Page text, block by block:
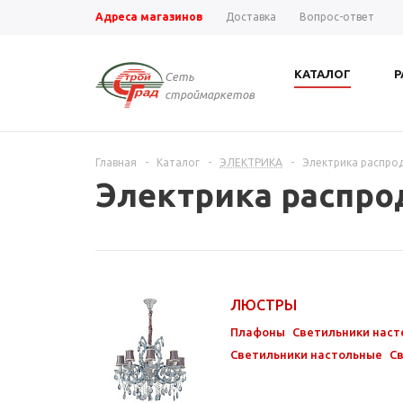
Адреса магазинов Доставка Вопрос-ответ
Сеть
строймаркетов
КАТАЛОГ
Главная - Каталог - ЭЛЕКТРИКА - Электрика
Электрика
ЛЮСТРЫ
Плафоны
Светильники
Светильники настольные